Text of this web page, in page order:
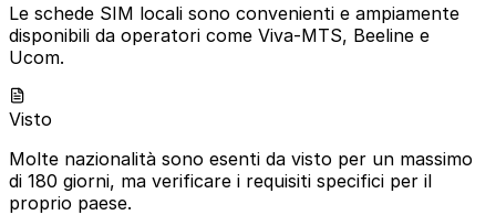
Le schede SIM locali sono convenienti e ampiamente
disponibili da operatori come Viva-MTS, Beeline e
Ucom.
Visto
Molte nazionalità sono esenti da visto per un massimo
di 180 giorni, ma verificare i requisiti specifici per il
proprio paese.